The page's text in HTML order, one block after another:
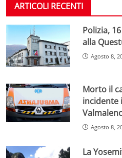
ARTICOLI RECENTI
Polizia,
alla
Agosto 8,
Morto il
incidente
Agosto 8,
La